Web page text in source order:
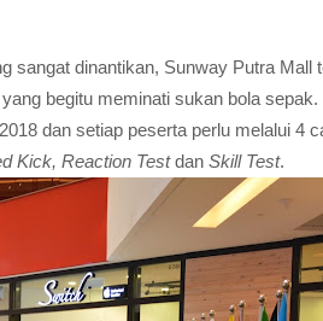
sangat dinantikan, Sunway Putra Mall
begitu meminati sukan bola
dan setiap peserta perlu melalui 4
​​Kick, Reaction Testdan Skill Test.